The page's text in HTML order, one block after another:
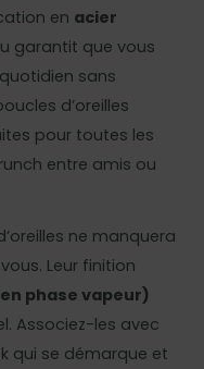
en acier
garantit que vous
sans
d’oreilles
pour toutes les
entre amis ou
ne manquera
Leur finition
phase vapeur)
Associez-les avec
qui se démarque et